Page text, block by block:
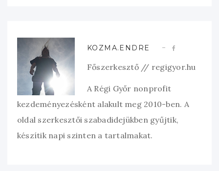
KOZMA.ENDRE
Főszerkesztő // regigyor.hu
A Régi Győr nonprofit
kezdeményezésként alakult meg 2010-ben. A
oldal szerkesztői szabadidejükben gyűjtik,
készítik napi szinten a tartalmakat.